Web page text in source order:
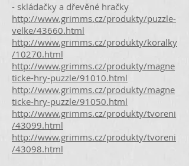
- skládačky a dřevěné hračky
http://www.grimms.cz/produkty/puzzle-
velke/43660.html
http://www.grimms.cz/produkty/koralky
/10270.html
http://www.grimms.cz/produkty/magne
ticke-hry-puzzle/91010.html
http://www.grimms.cz/produkty/magne
ticke-hry-puzzle/91050.html
http://www.grimms.cz/produkty/tvoreni
/43099.html
http://www.grimms.cz/produkty/tvoreni
/43098.html